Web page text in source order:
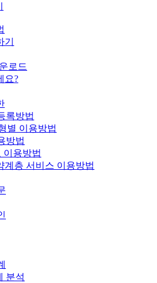
로드
요?
록방법
별 이용방법
방법
이용방법
계층 서비스 이용방법
분석